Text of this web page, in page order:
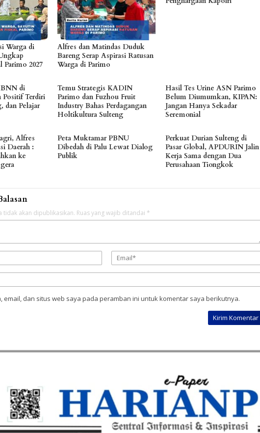
Warga di
Parimo 2027
Alfres dan Matindas Duduk
Bareng Serap Aspirasi Ratusan
Warga di Parimo
di
Positif Terdiri
dan Pelajar
Temu Strategis KADIN
Parimo dan Fuzhou Fruit
Industry Bahas Perdagangan
Holtikultura Sulteng
Hasil Tes Urine ASN Parimo
Belum Diumumkan, KIPAN:
Jangan Hanya Sekadar
Seremonial
Alfres
Daerah :
ke
Peta Muktamar PBNU
Dibedah di Palu Lewat Dialog
Publik
Perkuat Durian Sulteng di
Pasar Global, APDURIN Jalin
Kerja Sama dengan Dua
Perusahaan Tiongkok
tidak akan dipublikasikan. Ruas yang wajib ditandai *
email, dan situs web saya pada peramban ini untuk komentar saya berikutnya.